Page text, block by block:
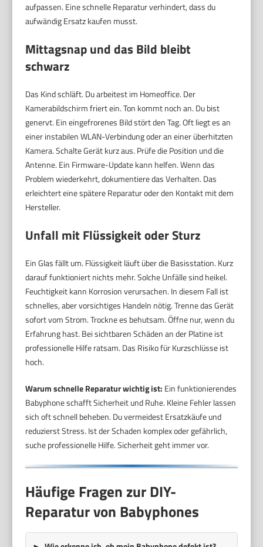
aufpassen. Eine schnelle Reparatur verhindert, dass du
aufwändig Ersatz kaufen musst.
Mittagsnap und das Bild bleibt
schwarz
Das Kind schläft. Du arbeitest im Homeoffice. Der
Kamerabildschirm friert ein. Ton kommt noch an. Du bist
genervt. Ein eingefrorenes Bild stört den Tag. Oft liegt es an
einer instabilen WLAN-Verbindung oder an einer überhitzten
Kamera. Schalte Gerät kurz aus. Prüfe die Position und die
Antenne. Ein Firmware-Update kann helfen. Wenn das
Problem wiederkehrt, dokumentiere das Verhalten. Das
erleichtert eine spätere Reparatur oder den Kontakt mit dem
Hersteller.
Unfall mit Flüssigkeit oder Sturz
Ein Glas fällt um. Flüssigkeit läuft über die Basisstation. Kurz
darauf funktioniert nichts mehr. Solche Unfälle sind heikel.
Feuchtigkeit kann Korrosion verursachen. In diesem Fall ist
schnelles, aber vorsichtiges Handeln nötig. Trenne das Gerät
sofort vom Strom. Trockne es behutsam. Öffne nur, wenn du
Erfahrung hast. Bei sichtbaren Schäden an der Platine ist
professionelle Hilfe ratsam. Das Risiko für Kurzschlüsse ist
hoch.
Warum schnelle Reparatur wichtig ist: Ein funktionierendes
Babyphone schafft Sicherheit und Ruhe. Kleine Fehler lassen
sich oft schnell beheben. Du vermeidest Ersatzkäufe und
reduzierst Stress. Ist der Schaden komplex oder gefährlich,
suche professionelle Hilfe. Sicherheit geht immer vor.
Häufige Fragen zur DIY-
Reparatur von Babyphones